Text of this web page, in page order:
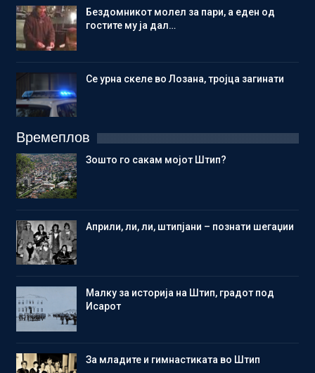
Бездомникот молел за пари, а еден од
гостите му ја дал…
Се урна скеле во Лозана, тројца загинати
Времеплов
Зошто го сакам мојот Штип?
Aприли, ли, ли, штипјани – познати шегаџии
Малку за историја на Штип, градот под
Исарот
Зa младите и гимнастиката во Штип